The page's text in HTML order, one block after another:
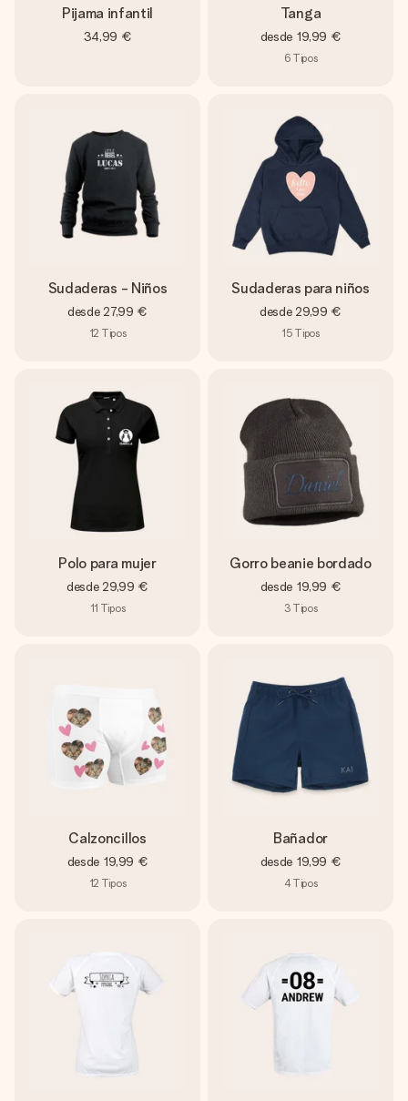
Pijama infantil
34,99 €
Tanga
desde 19,99 €
6 Tipos
Sudaderas - Niños
desde 27,99 €
12 Tipos
Sudaderas para niños
desde 29,99 €
15 Tipos
Polo para mujer
desde 29,99 €
11 Tipos
Gorro beanie bordado
desde 19,99 €
3 Tipos
Calzoncillos
desde 19,99 €
12 Tipos
Bañador
desde 19,99 €
4Tipos